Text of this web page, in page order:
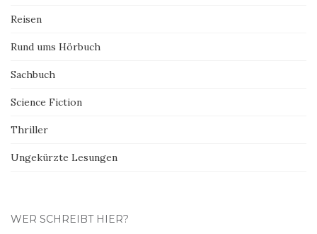
Reisen
Rund ums Hörbuch
Sachbuch
Science Fiction
Thriller
Ungekürzte Lesungen
WER SCHREIBT HIER?